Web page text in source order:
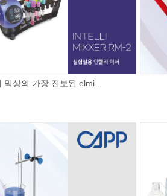
믹싱의 가장 진보된 elmi ..